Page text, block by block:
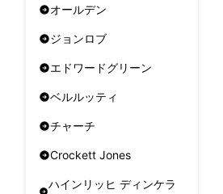
オールデン
ジョンロブ
エドワードグリーン
ベルルッティ
チャーチ
Crockett Jones
ハインリッヒ ディンケラ